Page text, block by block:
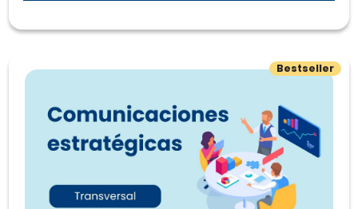
Bestseller
Comunicar con propósito: de la estrategia a la acción